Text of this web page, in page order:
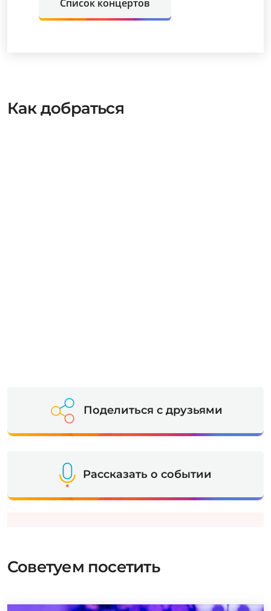
Список концертов
Как добраться
Поделиться с друзьями
Рассказать о событии
Советуем посетить